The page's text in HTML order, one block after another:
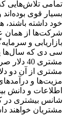
تمامی تلاش‌هایی
بسیار قوی بوده‌اند
خود داشته باشند،
شرکت‌ها از همان
بازاریابی و
سی دی که سال‌ها
مشتری
مشتری از آن دو
مزیت‌ها و
اطلاعات و دانش
شانس بیشتری در
مشتریان خواهند